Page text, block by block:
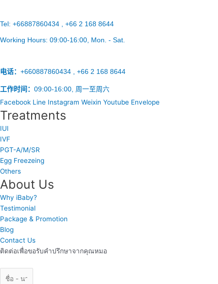
Tel: +66887860434 , +66 2 168 8644
Working Hours: 09:00-16:00 , Mon. - Sat.
电话： +660887860434 , +66 2 168 8644
工作时间： 09:00-16:00, 周一至周六
Facebook Line Instagram Weixin Youtube Envelope
Treatments
IUI
IVF
PGT-A/M/SR
Egg Freezeing
Others
About Us
Why iBaby?
Testimonial
Package & Promotion
Blog
Contact Us
ติดต่อเพื่อขอรับคำปรึกษาจากคุณหมอ